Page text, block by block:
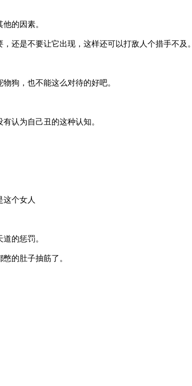
的因素。
是不要让它出现，这样还可以打敌人个措手不及。
，也不能这么对待的好吧。
为自己丑的这种认知。
个女人
的惩罚。
的肚子抽筋了。